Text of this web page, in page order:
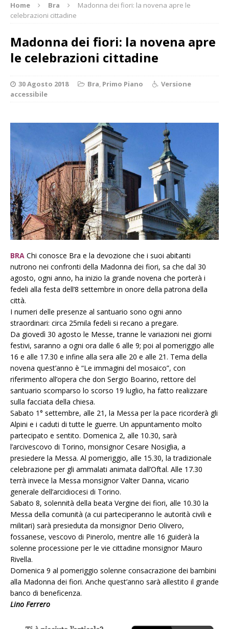
Home Bra
Madonna dei fiori: la novena apre le
celebrazioni cittadine
Madonna dei fiori: la novena apre
le celebrazioni cittadine
30 Agosto 2018 Bra, Primo Piano
Versione
accessibile
BRA Chi conosce Bra e la devozione che i suoi abitanti
nutrono nei confronti della Madonna dei fiori, sa che dal 30
agosto, ogni anno, ha inizio la grande novena che porterà i
fedeli alla festa dell’8 settembre in onore della patrona della
città.
I numeri delle presenze al santuario sono ogni anno
straordinari: circa 25mila fedeli si recano a pregare.
Da giovedì 30 agosto le Messe, tranne le variazioni nei giorni
festivi, saranno a ogni ora dalle 6 alle 9; poi al pomeriggio alle
16 e alle 17.30 e infine alla sera alle 20 e alle 21. Tema della
novena quest’anno è “Le immagini del mosaico”, con
riferimento all’opera che don Sergio Boarino, rettore del
santuario scomparso lo scorso 19 luglio, ha fatto realizzare
sulla facciata della chiesa.
Sabato 1° settembre, alle 21, la Messa per la pace ricorderà gli
Alpini e i caduti di tutte le guerre. Un appuntamento molto
partecipato e sentito. Domenica 2, alle 10.30, sarà
l’arcivescovo di Torino, monsignor Cesare Nosiglia, a
presiedere la Messa. Al pomeriggio, alle 15.30, la tradizionale
celebrazione per gli ammalati animata dall’Oftal. Alle 17.30
terrà invece la Messa monsignor Valter Danna, vicario
generale dell’arcidiocesi di Torino.
Sabato 8, solennità della beata Vergine dei fiori, alle 10.30 la
Messa della comunità (a cui parteciperanno le autorità civili e
militari) sarà presieduta da monsignor Derio Olivero,
fossanese, vescovo di Pinerolo, mentre alle 16 guiderà la
solenne processione per le vie cittadine monsignor Mauro
Rivella.
Domenica 9 al pomeriggio solenne consacrazione dei bambini
alla Madonna dei fiori. Anche quest’anno sarà allestito il grande
banco di beneficenza.
Lino Ferrero